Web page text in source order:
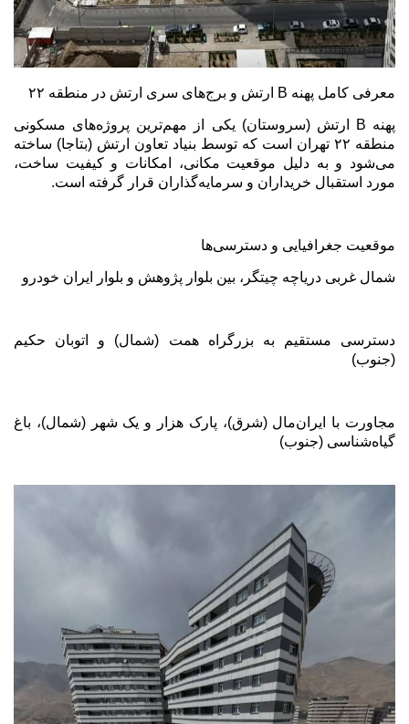
معرفی کامل پهنه B ارتش و برج‌های سری ارتش در منطقه ۲۲
پهنه B
ارتش (سروستان) یکی از مهم‌ترین پروژه‌های مسکونی
منطقه ۲۲ تهران است که توسط بنیاد تعاون ارتش (بتاجا) ساخته
می‌شود و به دلیل موقعیت مکانی، امکانات و کیفیت ساخت،
مورد استقبال خریداران و سرمایه‌گذاران قرار گرفته است.
موقعیت جغرافیایی و دسترسی‌ها
شمال غربی دریاچه چیتگر، بین بلوار پژوهش و بلوار ایران خودرو
دسترسی مستقیم به بزرگراه همت (شمال) و اتوبان حکیم
(جنوب)
مجاورت با ایران‌مال (شرق)، پارک هزار و یک شهر (شمال)، باغ
گیاه‌شناسی (جنوب)